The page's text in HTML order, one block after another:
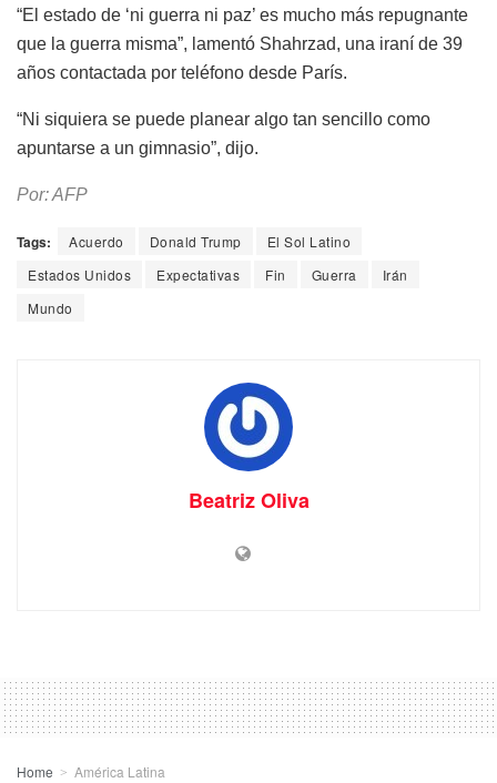
“El estado de ‘ni guerra ni paz’ es mucho más repugnante
que la guerra misma”, lamentó Shahrzad, una iraní de 39
años contactada por teléfono desde París.
“Ni siquiera se puede planear algo tan sencillo como
apuntarse a un gimnasio”, dijo.
Por: AFP
Tags: Acuerdo Donald Trump
El Sol Latino
Estados Unidos
Expectativas Fin Guerra
Irán
Mundo
Beatriz Oliva
Home América Latina